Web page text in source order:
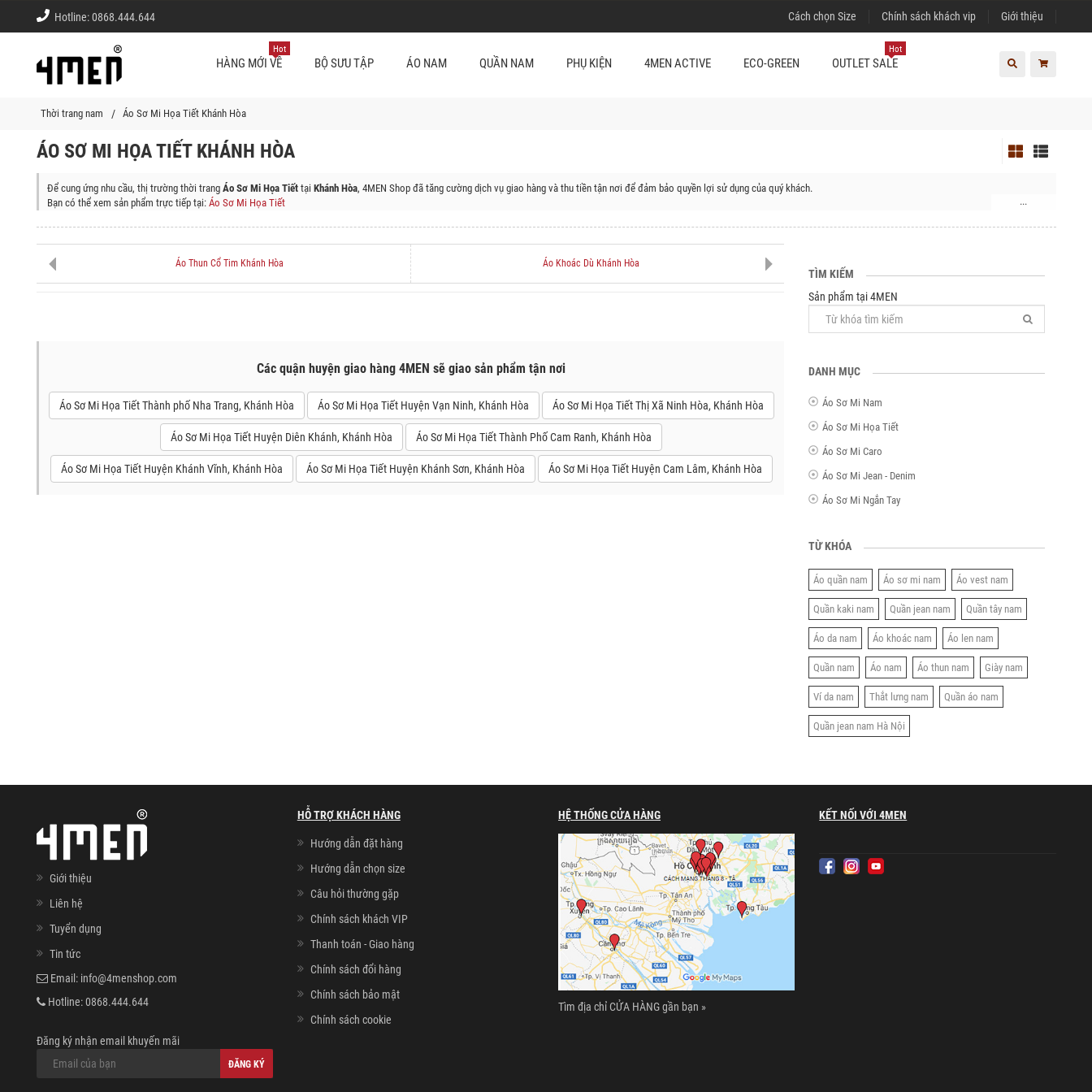
Hotline:0868.444.644 Cách chọn Size Chính sách khách vip Giới thiệu
HÀNG MỚI VỀ
Hot
BỘ SƯU TẬP ÁO NAM QUẦN NAM PHỤ KIỆN 4MEN ACTIVE ECO-GREEN OUTLET SALE
Hot
Thời trang nam Áo Sơ Mi Họa Tiết Khánh Hòa
ÁO SƠ MI HỌA TIẾT KHÁNH HÒA
Để cung ứng nhu cầu, thị trường thời trang Áo Sơ Mi Họa Tiếttại Khánh Hòa, 4MEN Shop đã tăng cường dịch vụ giao hàng và thu tiền tận nơi để đảm bảo quyền lợi sử dụng của quý khách.
Bạn có thể xem sản phẩm trực tiếp tại: Áo Sơ Mi Họa Tiết
...
Áo Thun Cổ Tim Khánh Hòa Áo Khoác Dù Khánh Hòa
Các quận huyện giao hàng 4MEN sẽ giao sản phẩm tận nơi
Áo Sơ Mi Họa Tiết Thành phố Nha Trang, Khánh Hòa Áo Sơ Mi Họa Tiết Huyện Vạn Ninh, Khánh Hòa Áo Sơ Mi Họa Tiết Thị Xã Ninh Hòa, Khánh Hòa
Áo Sơ Mi Họa Tiết Huyện Diên Khánh, Khánh Hòa Áo Sơ Mi Họa Tiết Thành Phố Cam Ranh, Khánh Hòa
Áo Sơ Mi Họa Tiết Huyện Khánh Vĩnh, Khánh Hòa Áo Sơ Mi Họa Tiết Huyện Khánh Sơn, Khánh Hòa Áo Sơ Mi Họa Tiết Huyện Cam Lâm, Khánh Hòa
TÌM KIẾM
Sản phẩm tại 4MEN
DANH MỤC
Áo Sơ Mi Nam
Áo Sơ Mi Họa Tiết
Áo Sơ Mi Caro
Áo Sơ Mi Jean - Denim
Áo Sơ Mi Ngắn Tay
TỪ KHÓA
Áo quần nam Áo sơ mi nam Áo vest nam
Quần kaki nam Quần jean nam Quần tây nam
Áo da nam Áo khoác nam Áo len nam
Quần nam Áo nam Áo thun nam Giày nam
Ví da nam Thắt lưng nam Quần áo nam
Quần jean nam Hà Nội
Giới thiệu
Liên hệ
Tuyển dụng
Tin tức
Email: info@4menshop.com
Hotline:0868.444.644
Đăng ký nhận email khuyến mãi
ĐĂNG KÝ
HỖ TRỢ KHÁCH HÀNG
Hướng dẫn đặt hàng
Hướng dẫn chọn size
Câu hỏi thường gặp
Chính sách khách VIP
Thanh toán - Giao hàng
Chính sách đổi hàng
Chính sách bảo mật
Chính sách cookie
HỆ THỐNG CỬA HÀNG
Tìm địa chỉ CỬA HÀNG gần bạn »
KẾT NỐI VỚI 4MEN